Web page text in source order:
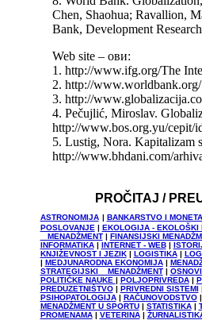
Chen, Shaohua; Ravallion,
Bank, Development
Web site – ови:
1. http://www.ifg.org/The
2. http://
3. http://
4. Pečujlić, Miroslav.
http://www.bos.org.yu/cepit/
5. Lustig, Nora. Kapitalizam
http://www.bhdani.com/
PROČITAJ /
ASTRONOMIJA | BANKARSTVO I
POSLOVANJE | EKOLOGIJA - EKOLOŠKI
MENADŽMENT | FINANSIJSKI
INFORMATIKA| INTERNET - WEB|
KNJIŽEVNOST I JEZIK| LOGISTIKA|
| MEDJUNARODNA EKONOMIJA|
STRATEGIJSKI MENADŽMENT|
POLITIČKE NAUKE | POLJOPRIVREDA|
PREDUZETNIŠTVO| PRIVREDNI SISTEMI
PSIHOPATOLOGIJA| RAČUNOVODSTVO
MENADŽMENT U SPORTU| STATISTIKA|
PROMENAMA| VETERINA|